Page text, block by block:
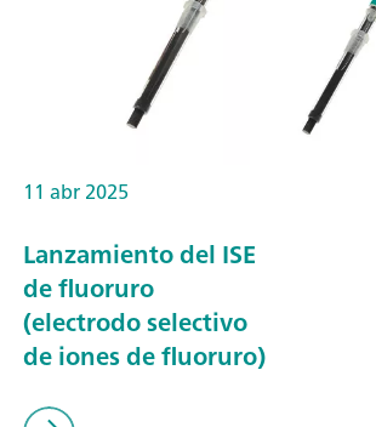
11 abr 2025
Lanzamiento del ISE
de fluoruro
(electrodo selectivo
de iones de fluoruro)